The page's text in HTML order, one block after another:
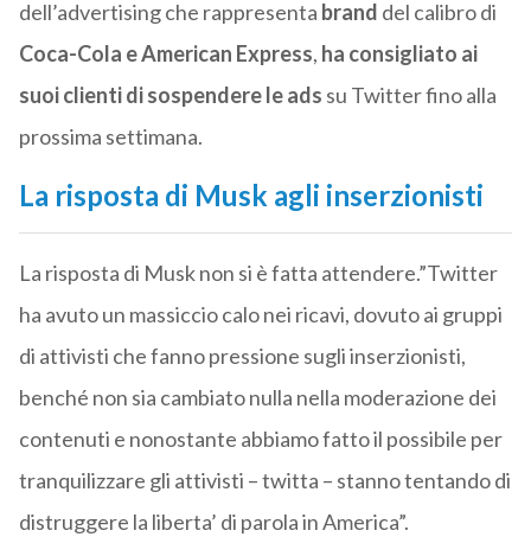
dell’advertising che rappresenta brand del calibro di
Coca-Cola e American Express, ha consigliato ai
suoi clienti di sospendere le ads su Twitter fino alla
prossima settimana.
La risposta di Musk agli inserzionisti
La risposta di Musk non si è fatta attendere.”Twitter
ha avuto un massiccio calo nei ricavi, dovuto ai gruppi
di attivisti che fanno pressione sugli inserzionisti,
benché non sia cambiato nulla nella moderazione dei
contenuti e nonostante abbiamo fatto il possibile per
tranquilizzare gli attivisti – twitta – stanno tentando di
distruggere la liberta’ di parola in America”.